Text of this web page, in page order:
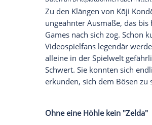
Nintendo
Millennials und
Teil verklärt
goldfarbene Modul,
auspacken durften.
gepustet, bevor diese
Glomex GmbH